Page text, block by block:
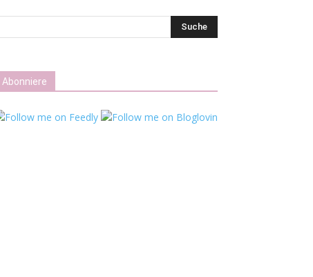
Abonniere